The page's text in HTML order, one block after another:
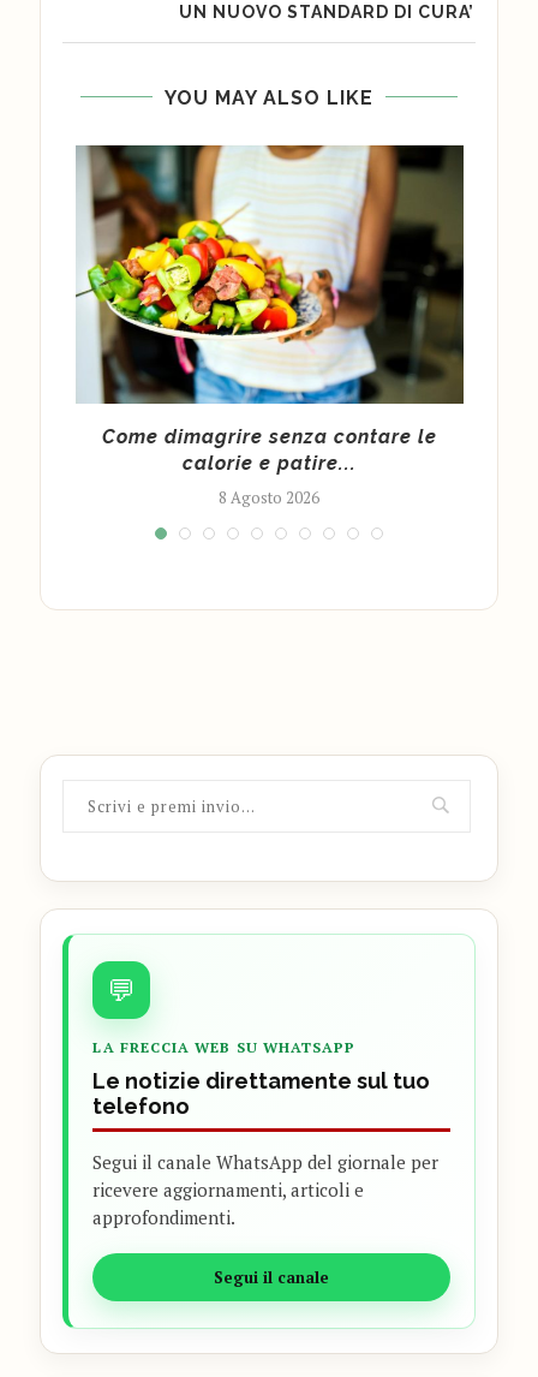
UN NUOVO STANDARD DI CURA’
YOU MAY ALSO LIKE
Come dimagrire senza contare le
calorie e patire...
8 Agosto 2026
💬
LA FRECCIA WEB SU WHATSAPP
Le notizie direttamente sul tuo
telefono
Segui il canale WhatsApp del giornale per
ricevere aggiornamenti, articoli e
approfondimenti.
Segui il canale